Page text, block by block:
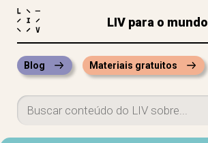
LIV para o mundo
Blog Materiais gratuitos